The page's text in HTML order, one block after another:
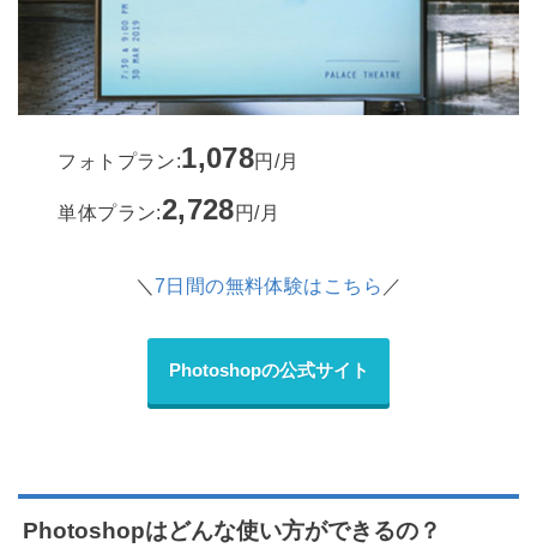
フォトプラン:1,078円/月
単体プラン:2,728円/月
＼7日間の無料体験はこちら ／
Photoshopの公式サイト
Photoshopはどんな使い方ができるの？